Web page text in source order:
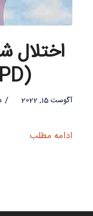
(ASPD) مرگبار است
آگوست 15, 2022 /
ادامه مطلب